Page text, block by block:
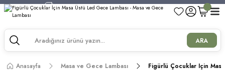
750 TL ve Üzeri Alışverişlerde Kargo Bedava!
750 TL ve Üzeri Alışverişlerde Kargo Bedava!
750 TL ve Üzeri Alışverişlerde Kargo Bedava!
ARA
Anasayfa Masa ve Gece Lambası Figürlü Çocuklar Için